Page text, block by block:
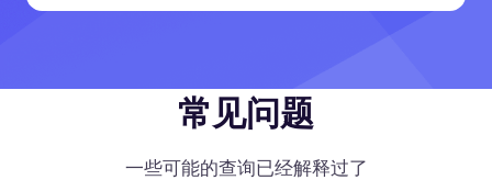
常见问题
一些可能的查询已经解释过了